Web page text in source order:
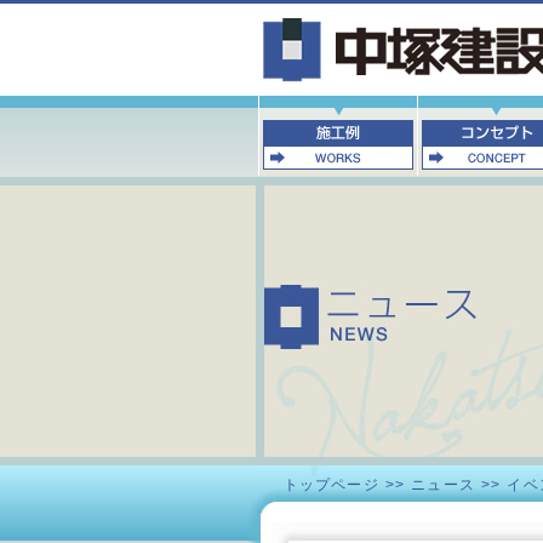
トップページ >> ニュース >> イベ